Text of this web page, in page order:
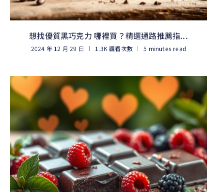
想找優質黑巧克力 哪裡買？精選通路推薦指...
2024 年 12 月 29 日 1.3K 觀看次數
5 minutes read